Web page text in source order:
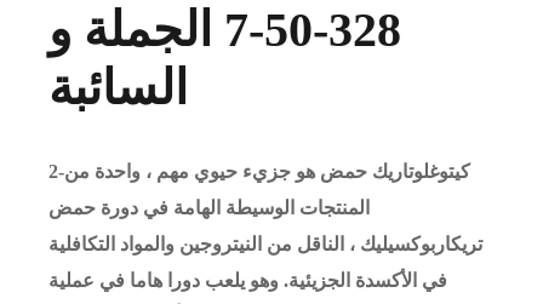
328-50-7 الجملة و
السائبة
2-كيتوغلوتاريك حمض هو جزيء حيوي مهم ، واحدة من
المنتجات الوسيطة الهامة في دورة حمض
تريكاربوكسيليك ، الناقل من النيتروجين والمواد التكافلية
في الأكسدة الجزيئية. وهو يلعب دورا هاما في عملية